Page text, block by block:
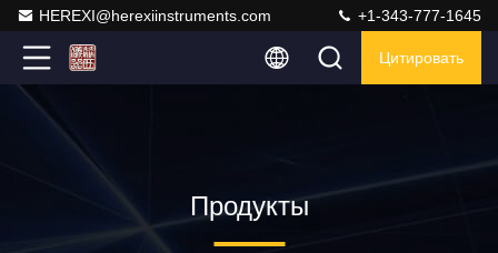
HEREXI@herexiinstruments.com +1-343-777-1645
Цитировать
Продукты